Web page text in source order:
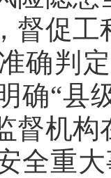
督促
确判
确“县
督机
全重